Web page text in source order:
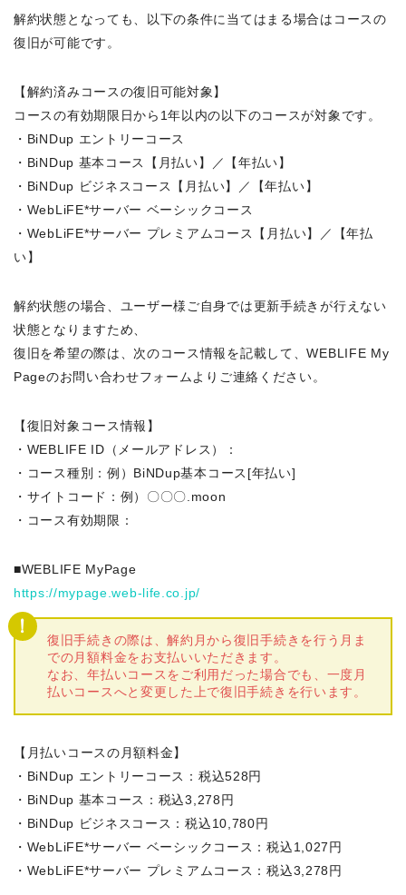
解約状態となっても、以下の条件に当てはまる場合はコースの
復旧が可能です。
【解約済みコースの復旧可能対象】
コースの有効期限日から1年以内の以下のコースが対象です。
・BiNDup エントリーコース
・BiNDup 基本コース【月払い】／【年払い】
・BiNDup ビジネスコース【月払い】／【年払い】
・WebLiFE*サーバー ベーシックコース
・WebLiFE*サーバー プレミアムコース【月払い】／【年払
い】
解約状態の場合、ユーザー様ご自身では更新手続きが行えない
状態となりますため、
復旧を希望の際は、次のコース情報を記載して、WEBLIFE My
Pageのお問い合わせフォームよりご連絡ください。
【復旧対象コース情報】
・WEBLIFE ID（メールアドレス）：
・コース種別：例）BiNDup基本コース[年払い]
・サイトコード：例）〇〇〇.moon
・コース有効期限：
■WEBLIFE MyPage
https://mypage.web-life.co.jp/
復旧手続きの際は、解約月から復旧手続きを行う月ま
での月額料金をお支払いいただきます。
なお、年払いコースをご利用だった場合でも、一度月
払いコースへと変更した上で復旧手続きを行います。
【月払いコースの月額料金】
・BiNDup エントリーコース：税込528円
・BiNDup 基本コース：税込3,278円
・BiNDup ビジネスコース：税込10,780円
・WebLiFE*サーバー ベーシックコース：税込1,027円
・WebLiFE*サーバー プレミアムコース：税込3,278円